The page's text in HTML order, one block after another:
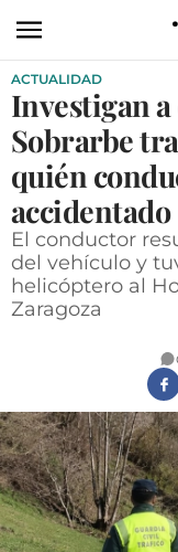
ACTUALIDAD
ECONOMÍA
TECNOLOGÍA
TURISMO
AGROALIMENTACIÓN
DEPORTES
OPINIÓN
GALERÍAS
VÍDEOS
CONTACTAR
ACTUALIDAD
Investigan a
Sobrarbe
quién
accidentado
El conductor
del vehículo y
helicóptero al
Zaragoza